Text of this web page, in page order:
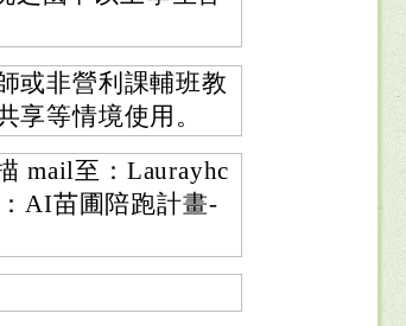
或非營利課輔班教
享等情境使用。
mail至：Laurayhc
AI苗圃陪跑計畫-